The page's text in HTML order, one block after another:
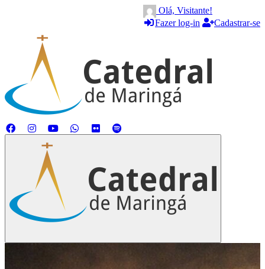
Olá, Visitante!
Fazer log-in
Cadastrar-se